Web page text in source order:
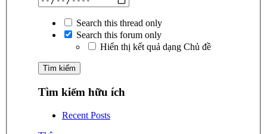
Search this thread only
Search this forum only
Hiển thị kết quả dạng Chủ đề
Tìm kiếm hữu ích
Recent Posts